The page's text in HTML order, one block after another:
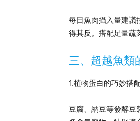
每日魚肉攝入量建議
得其反。搭配足量蔬
三、超越魚類
1.植物蛋白的巧妙搭
豆腐、納豆等發酵豆